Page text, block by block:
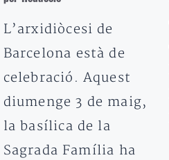
L’arxidiòcesi de
Barcelona està de
celebració. Aquest
diumenge 3 de maig,
la basílica de la
Sagrada Família ha